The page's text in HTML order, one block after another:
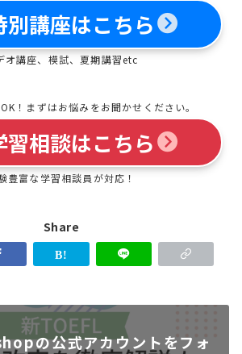
別講座はこちら
オ講座、模試、夏期講習etc
！まずはお悩みをお聞かせください。
習相談はこちら
豊富な学習相談員が対応！
Share
の公式アカウントをフォ